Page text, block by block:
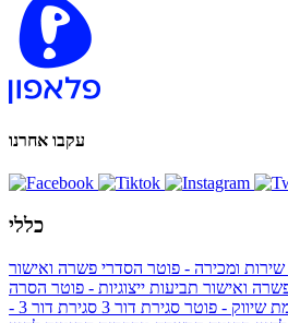
עקבו אחרנו
כללי
שירות ומכירה - פוטר הסדרי פשרה ואישור
ואישור תביעות ייצוגיות - פוטר הסרה
שיווק - פוטר סגירת דור 3
סגירת דור 3 -